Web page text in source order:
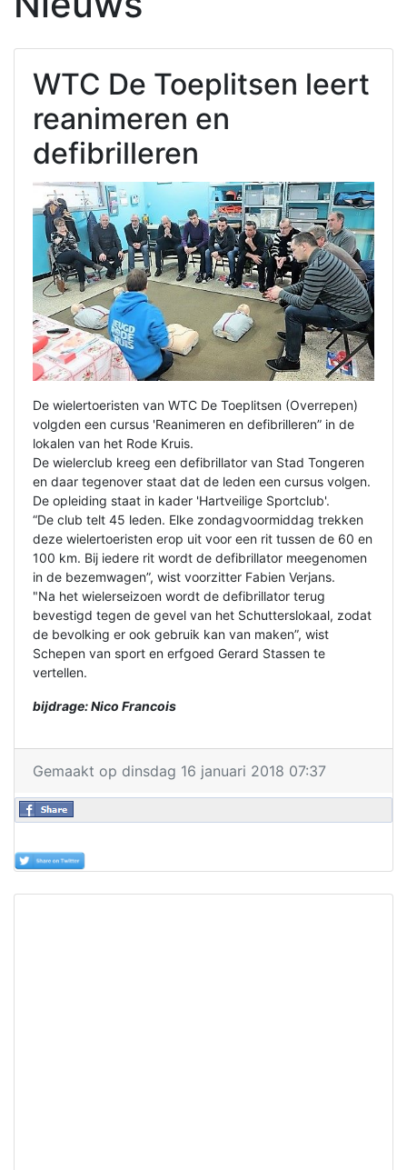
WTC De Toeplitsen leert
reanimeren en
defibrilleren
De wielertoeristen van WTC De Toeplitsen (Overrepen)
volgden een cursus 'Reanimeren en defibrilleren” in de
lokalen van het Rode Kruis.
De wielerclub kreeg een defibrillator van Stad Tongeren
en daar tegenover staat dat de leden een cursus volgen.
De opleiding staat in kader 'Hartveilige Sportclub'.
“De club telt 45 leden. Elke zondagvoormiddag trekken
deze wielertoeristen erop uit voor een rit tussen de 60 en
100 km. Bij iedere rit wordt de defibrillator meegenomen
in de bezemwagen”, wist voorzitter Fabien Verjans.
"Na het wielerseizoen wordt de defibrillator terug
bevestigd tegen de gevel van het Schutterslokaal, zodat
de bevolking er ook gebruik kan van maken”, wist
Schepen van sport en erfgoed Gerard Stassen te
vertellen.
bijdrage: Nico Francois
Gemaakt op dinsdag 16 januari 2018 07:37